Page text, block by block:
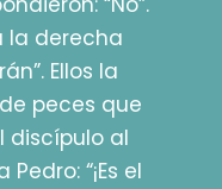
la derecha
Ellos la
peces que
discípulo al
“¡Es el